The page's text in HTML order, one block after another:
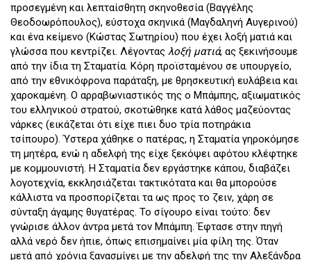
προσεγμένη και λεπταίσθητη σκηνοθεσία (Βαγγέλης
Θεοδοωρόπουλος), εύστοχα σκηνικά (Μαγδαληνή Αυγερινού)
και ένα κείμενο (Κώστας Σωτηρίου) που έχει λοξή ματιά και
γλώσσα που κεντρίζει. Λέγοντας λοξή ματιά, ας ξεκινήσουμε
από την ίδια τη Σταματία. Κόρη προϊσταμένου σε υπουργείο,
από την εθνικόφρονα παράταξη, με θρησκευτική ευλάβεια και
χαροκαμένη. Ο αρραβωνιαστικός της ο Μπάμπης, αξιωματικός
του ελληνικού στρατού, σκοτώθηκε κατά λάθος μαζεύοντας
νάρκες (εικάζεται ότι είχε πιει δυο τρία ποτηράκια
τσίπουρο). Ύστερα χάθηκε ο πατέρας, η Σταματία γηροκόμησε
τη μητέρα, ενώ η αδελφή της είχε ξεκόψει αφότου κλέφτηκε
με κομμουνιστή. Η Σταματία δεν εργάστηκε κάπου, διαβάζει
λογοτεχνία, εκκλησιάζεται τακτικότατα και θα μπορούσε
κάλλιστα να προσπορίζεται τα ως προς το ζειν, χάρη σε
σύνταξη άγαμης θυγατέρας. Το σίγουρο είναι τούτο: δεν
γνώρισε άλλον άντρα μετά τον Μπάμπη. Έφτασε στην πηγή
αλλά νερό δεν ήπιε, όπως επισημαίνει μία φίλη της. Όταν
μετά από χρόνια ξανασμίγει με την αδελφή της την Αλεξάνδρα